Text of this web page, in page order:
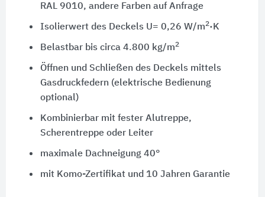
RAL 9010, andere Farben auf Anfrage
Isolierwert des Deckels U= 0,26 W/m2·K
Belastbar bis circa 4.800 kg/m2
Öffnen und Schließen des Deckels mittels
Gasdruckfedern (elektrische Bedienung
optional)
Kombinierbar mit fester Alutreppe,
Scherentreppe oder Leiter
maximale Dachneigung 40°
mit Komo-Zertifikat und 10 Jahren Garantie